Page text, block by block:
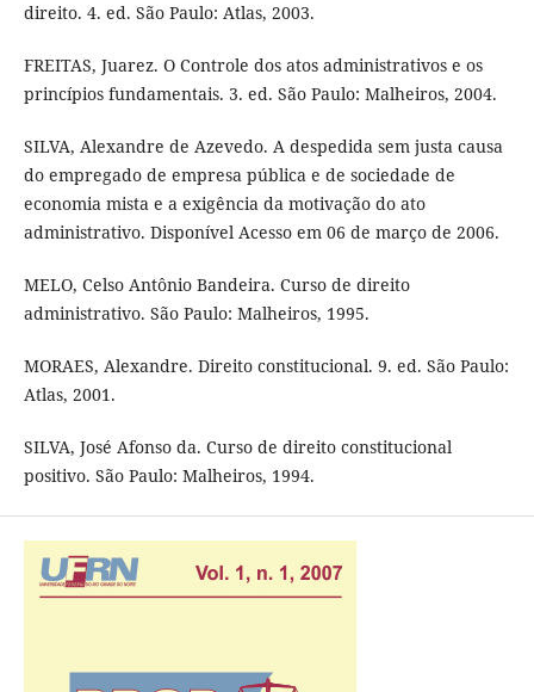
direito. 4. ed. São Paulo: Atlas, 2003.
FREITAS, Juarez. O Controle dos atos administrativos e os
princípios fundamentais. 3. ed. São Paulo: Malheiros, 2004.
SILVA, Alexandre de Azevedo. A despedida sem justa causa
do empregado de empresa pública e de sociedade de
economia mista e a exigência da motivação do ato
administrativo. Disponível Acesso em 06 de março de 2006.
MELO, Celso Antônio Bandeira. Curso de direito
administrativo. São Paulo: Malheiros, 1995.
MORAES, Alexandre. Direito constitucional. 9. ed. São Paulo:
Atlas, 2001.
SILVA, José Afonso da. Curso de direito constitucional
positivo. São Paulo: Malheiros, 1994.